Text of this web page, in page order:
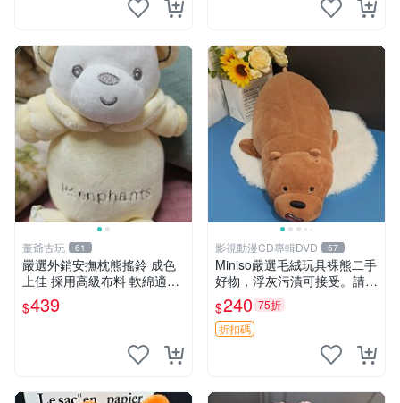
董爺古玩 61
嚴選外銷安撫枕熊搖鈴 成色
上佳 採用高級布料 軟綿適合
收藏 安心選購 安撫枕 熊玩具
搖鈴
$439
影視動漫CD專輯DVD 57
Miniso嚴選毛絨玩具裸熊二手
好物，浮灰污漬可接受。請詳
閱照片再下單，售出不退不
換。全新品相收藏推薦。 裸
熊 毛絨玩具 收藏
$240 75折
折扣碼